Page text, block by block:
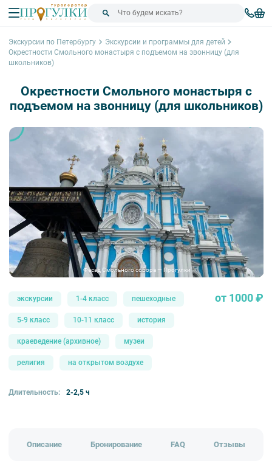
Экскурсии по Петербургу
Экскурсии и программы для детей
Окрестности Смольного монастыря с подъемом на звонницу (для
школьников)
Окрестности Смольного монастыря с
подъемом на звонницу (для школьников)
Фасад Смольного собора — Прогулки
экскурсии 1-4 класс пешеходные
5-9 класс 10-11 класс история
краеведение (архивное) музеи
религия на открытом воздухе
от 1000 ₽
Длительность: 2-2,5 ч
Описание Бронирование FAQ Отзывы